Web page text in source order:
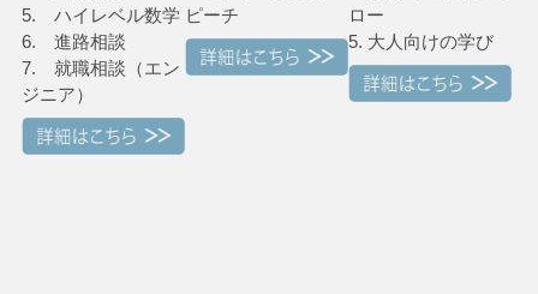
5. ハイレベル数学
6. 進路相談
7. 就職相談（エン
ジニア）
ピーチ
ロー
5. 大人向けの学び